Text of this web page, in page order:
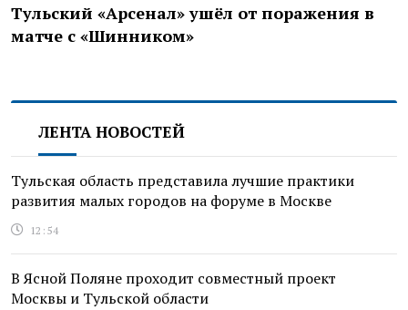
Тульский «Арсенал» ушёл от поражения в
матче с «Шинником»
ЛЕНТА НОВОСТЕЙ
Тульская область представила лучшие практики
развития малых городов на форуме в Москве
12:54
В Ясной Поляне проходит совместный проект
Москвы и Тульской области